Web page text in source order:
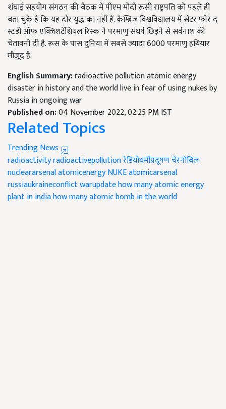
शंघाई सहयोग संगठन की बैठक में पीएम मोदी रूसी राष्ट्रपति को पहले ही
बता चुके हैं कि यह दौर युद्ध का नहीं हैं. कैम्ब्रिज विश्वविद्यालय में सेंटर फॉर द्
स्टडी ऑफ एक्जिशटेंशियल रिस्क ने परमाणु संघर्ष छिड़ने से सर्वनाश की
चेतावनी दी है. रूस के पास दुनिया में सबसे ज्यादा 6000 परमाणु हथियार
मौजूद हैं.
English Summary:radioactive pollution atomic energy
disaster in history and the world live in fear of using nukes by
Russia in ongoing war
Published on:04 November 2022, 02:25 PM IST
Related Topics
Trending News
radioactivityradioactivepollutionरेडियोधर्मीप्रदूषणचेरनोबिल
nucleararsenalatomicenergyNUKEatomicarsenal
russiaukraineconflictwarupdatehow many atomic energy
plant in indiahow many atomic bomb in the world